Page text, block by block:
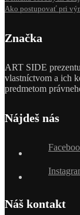
Ako postupovať pri
Značka
ART SIDE
vlastníctvom a ich
predmetom
Nájdeš nás
Náš kontakt